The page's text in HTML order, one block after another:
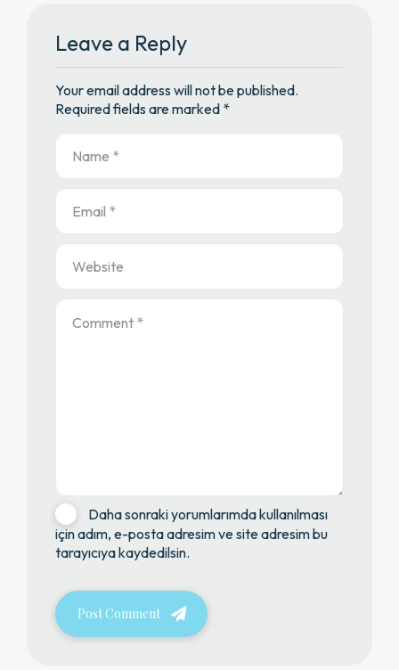
Leave a Reply
Your email address will not be published.
Required fields are marked *
Daha sonraki yorumlarımda kullanılması
için adım, e-posta adresim ve site adresim bu
tarayıcıya kaydedilsin.
Post Comment